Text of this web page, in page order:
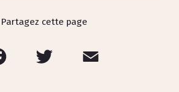
Partagez cette page